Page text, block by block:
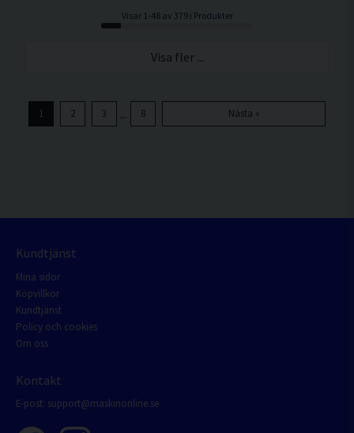
Visar 1-48 av 379 i Produkter
Visa fler ...
1 2 3 ... 8 Nästa »
Kundtjänst
Mina sidor
Köpvillkor
Kundtjänst
Policy och cookies
Om oss
Kontakt
E-post: support@maskinonline.se